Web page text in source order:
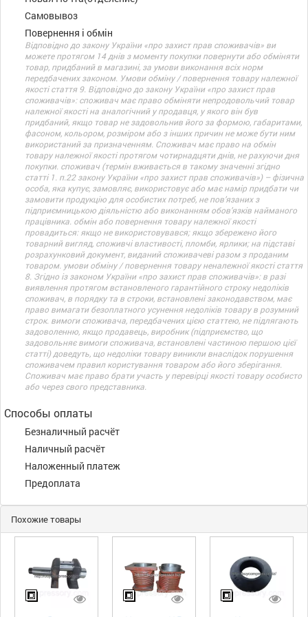
Самовывоз
Повернення і обмін
Відповідно до закону України «про захист прав споживачів» ви
можете протягом 14 днів з моменту покупки повернути або обміняти
товар, придбаний в магазині, за умови виконання всіх норм
передбачених законом. Умови обміну / повернення товару належної
якості стаття 9. Відповідно до закону України «про захист прав
споживачів»: споживач має право обміняти непродовольчий товар
належної якості на аналогічний у продавця, у якого він був
придбаний, якщо товар не задовольнив його за формою, габаритами,
фасоном, кольором, розміром або з інших причин не може бути ним
використаний за призначенням. Споживач має право на обмін
товару належної якості протягом чотирнадцяти днів, не рахуючи дня
покупки. споживач (термін вживається в такому значенні згідно
статті 1. п.22 закону України «про захист прав споживачів») – фізична
особа, яка купує, замовляє, використовує або має намір придбати чи
замовити продукцію для особистих потреб, не пов’язаних з
підприємницькою діяльністю або виконанням обов’язків найманого
працівника. обмін або повернення товару належної якості
провадиться: якщо не використовувався; якщо збережено його
товарний вигляд, споживчі властивості, пломби, ярлики; на підставі
розрахунковий документ, виданий споживачеві разом з проданим
товаром. умови обміну / повернення товару неналежної якості стаття
8. Згідно із законом України «про захист прав споживачів»: в разі
виявлення протягом встановленого гарантійного строку недоліків
споживач, в порядку та в строки, встановлені законодавством, має
право вимагати безоплатного усунення недоліків товару в розумний
строк. вимоги споживача, передбачених цією статтею, не підлягають
задоволенню, якщо продавець, виробник (підприємство, що
задовольняє вимоги споживача, встановлені частиною першою цієї
статті) доведуть, що недоліки товару виникли внаслідок порушення
споживачем правил користування товаром або його зберігання.
Споживач має право брати участь у перевірці якості товару особисто
або через свого представника.
Способы оплаты
Безналичный расчёт
Наличный расчёт
Наложенный платеж
Предоплата
Похожие товары